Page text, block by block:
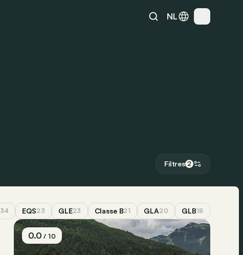
NL
Filtres 2
34 EQS23 GLE23 Classe B21 GLA20 GLB18
0.0/ 10